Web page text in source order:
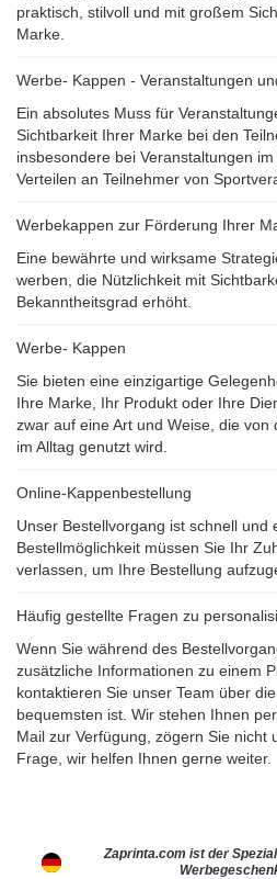
praktisch, stilvoll und mit großem
Marke.
Werbe- Kappen - Veranstaltungen
Ein absolutes Muss für
Sichtbarkeit Ihrer Marke bei den
insbesondere bei Veranstaltungen
Verteilen an Teilnehmer von
Werbekappen zur Förderung Ihrer
Eine bewährte und wirksame
werben, die Nützlichkeit mit
Bekanntheitsgrad erhöht.
Werbe- Kappen
Sie bieten eine einzigartige
Ihre Marke, Ihr Produkt oder Ihre
zwar auf eine Art und Weise, die von
im Alltag genutzt wird.
Online-Kappenbestellung
Unser Bestellvorgang ist schnell und
Bestellmöglichkeit müssen Sie Ihr
verlassen, um Ihre Bestellung
Häufig gestellte Fragen zu
Wenn Sie während des
zusätzliche Informationen zu einem
kontaktieren Sie unser Team über
bequemsten ist. Wir stehen Ihnen
Mail zur Verfügung, zögern Sie nicht
Frage, wir helfen Ihnen gerne weiter.
Zaprinta.com ist der